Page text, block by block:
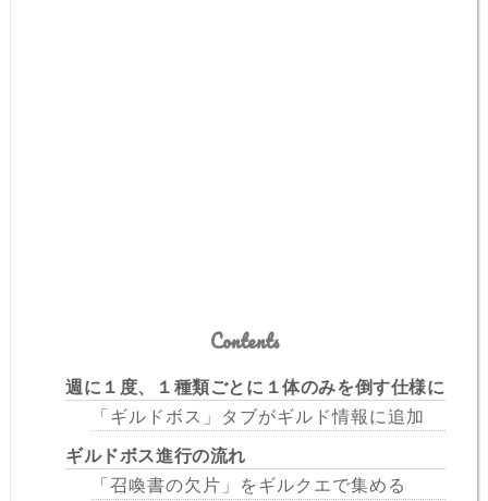
Contents
週に１度、１種類ごとに１体のみを倒す仕様に
「ギルドボス」タブがギルド情報に追加
ギルドボス進行の流れ
「召喚書の欠片」をギルクエで集める